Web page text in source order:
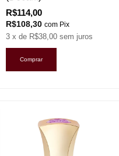
R$114,00
R$108,30 com Pix
3 x de R$38,00 sem juros
Comprar